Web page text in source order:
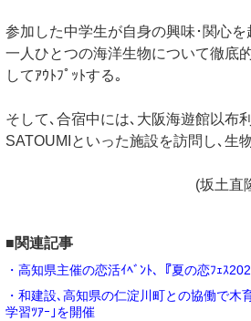
参加した中学生が自身の興味･関心
一人ひとつの海洋生物について徹底
してｱｳﾄﾌﾟｯﾄする｡
そして､合宿中には､大阪海遊館以布
SATOUMIといった施設を訪問し､生
(坂土直隆
■関連記事
・高知県主催の恋活ｲﾍﾞﾝﾄ､『夏の恋ﾌｪｽ
・和建設､高知県の仁淀川町との協働で木
学習ﾂｱｰ｣を開催